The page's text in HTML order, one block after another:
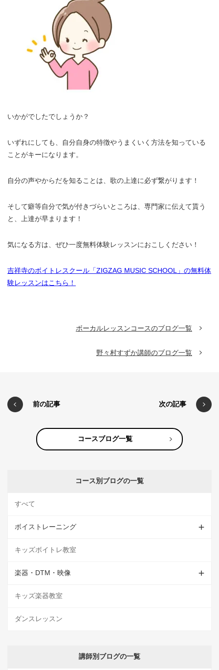
いかがでしたでしょうか？
いずれにしても、自分自身の特徴やうまくいく方法を知っている
ことがキーになります。
自分の声やからだを知ることは、歌の上達に必ず繋がります！
そして癖等自分で気が付きづらいところは、専門家に伝えて貰う
と、上達が早まります！
気になる方は、ぜひ一度無料体験レッスンにおこしください！
吉祥寺のボイトレスクール「ZIGZAG MUSIC SCHOOL」の無料体
験レッスンはこちら！
ボーカルレッスンコースのブログ一覧
野々村すずか講師のブログ一覧
前の記事 次の記事
コースブログ一覧
コース別ブログの一覧
すべて
ボイストレーニング
キッズボイトレ教室
楽器・DTM・映像
キッズ楽器教室
ダンスレッスン
講師別ブログの一覧